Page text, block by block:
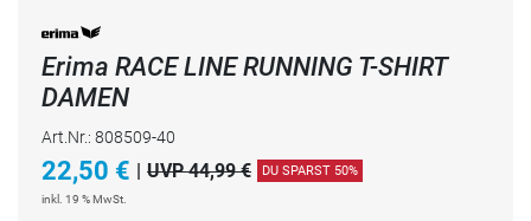
Erima RACE LINE RUNNING T-SHIRT
DAMEN
Art.Nr.: 808509-40
22,50 € | UVP 44,99 € DU SPARST 50%
inkl. 19 % MwSt.